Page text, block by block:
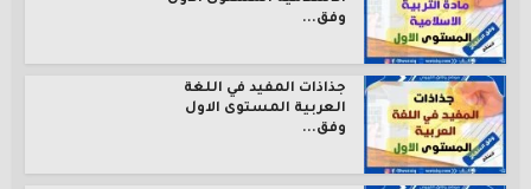
وفق...
جذاذات المفيد في اللغة
العربية المستوى الاول
وفق...